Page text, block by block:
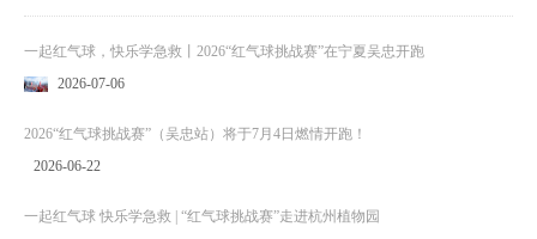
一起红气球，快乐学急救丨2026“红气球挑战赛”在宁夏吴忠开跑
2026-07-06
2026“红气球挑战赛”（吴忠站）将于7月4日燃情开跑！
2026-06-22
一起红气球 快乐学急救 | “红气球挑战赛”走进杭州植物园